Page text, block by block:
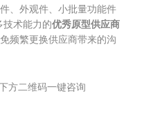
、外观件、小批量功能件
术能力的优秀原型供应商
频繁更换供应商带来的沟
方二维码一键咨询